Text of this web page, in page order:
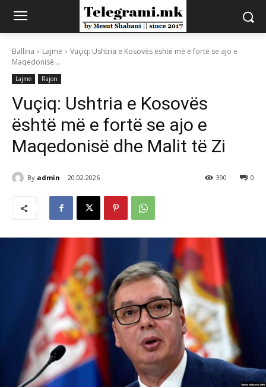
Ballina Lajme
Vuçiq: Ushtria e Kosovës është më e fortë se ajo e
Maqedonisë...
Lajme Rajon
Vuçiq: Ushtria e Kosovës
është më e fortë se ajo e
Maqedonisë dhe Malit të Zi
By admin 20.02.2026 0
390